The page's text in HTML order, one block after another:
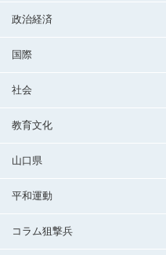
政治経済
国際
社会
教育文化
山口県
平和運動
コラム狙撃兵